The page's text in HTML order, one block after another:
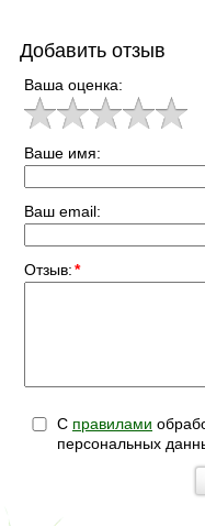
Добавить отзыв
Ваша оценка:
Ваше имя:
Ваш email:
Отзыв:*
С правилами
персональных